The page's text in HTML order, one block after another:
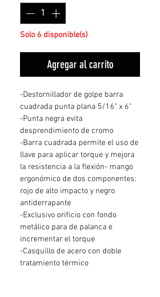
Solo 6 disponible(s)
Agregar al carrito
-Destornillador de golpe barra
cuadrada punta plana 5/16" x 6"
-Punta negra evita
desprendimiento de cromo
-Barra cuadrada permite el uso de
llave para aplicar torque y mejora
la resistencia a la flexión- mango
ergonómico de dos componentes:
rojo de alto impacto y negro
antiderrapante
-Exclusivo orificio con fondo
metálico para de palanca e
incrementar el torque
-Casquillo de acero con doble
tratamiento térmico